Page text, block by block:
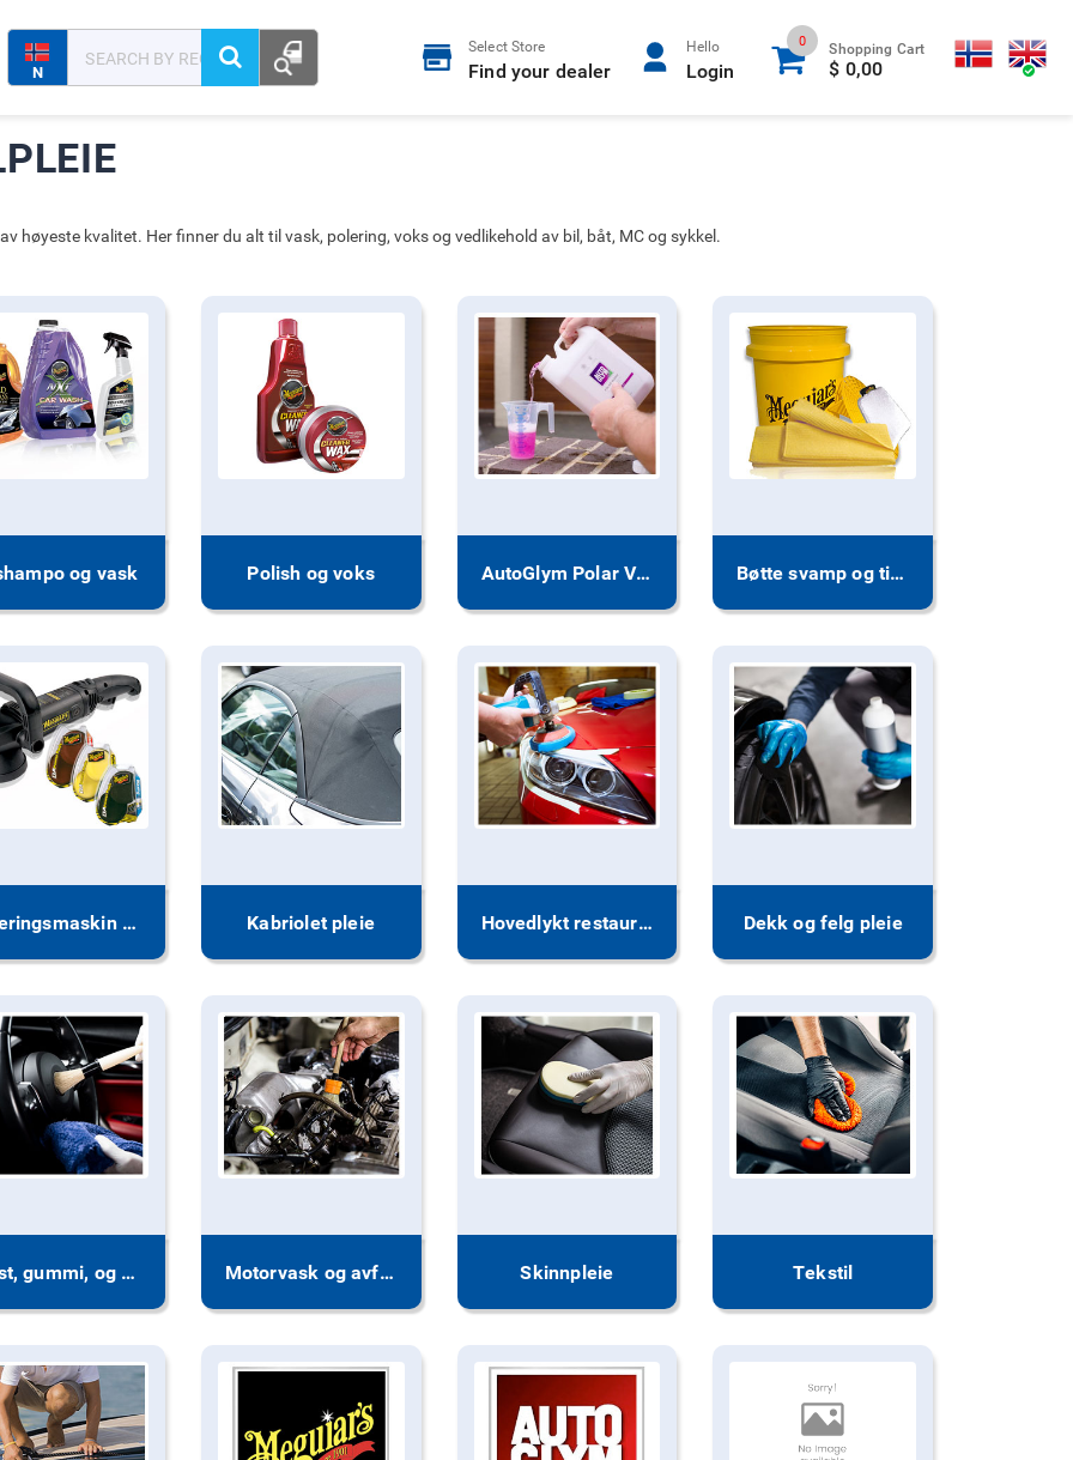
N
Select Store
Find your dealer
Hello
Login
0 Shopping Cart
$ 0,00
høyeste kvalitet. Her finner du alt til vask, polering, voks og vedlikehold av bil, båt, MC og sykkel.
og vask Polish og voks AutoGlym Polar Vask Bøtte svamp og tilbehør
Poleringsmaskin og tilbehør Kabriolet pleie Hovedlykt restaurering Dekk og felg pleie
Plast, gummi, og vinyl Motorvask og avfetting Skinnpleie Tekstil